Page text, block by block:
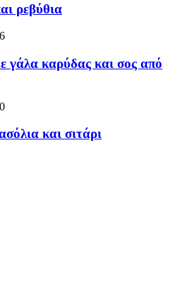
ρεβύθια
γάλα καρύδας και σος από
και σιτάρι